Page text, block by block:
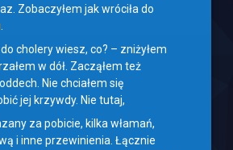
Zobaczyłem jak wróciła do
cholery wiesz, co? – zniżyłem
w dół. Zacząłem też
Nie chciałem się
jej krzywdy. Nie tutaj,
za pobicie, kilka włamań,
i inne przewinienia. Łącznie